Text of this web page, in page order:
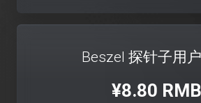
Beszel 探针子用
¥8.80 RMB